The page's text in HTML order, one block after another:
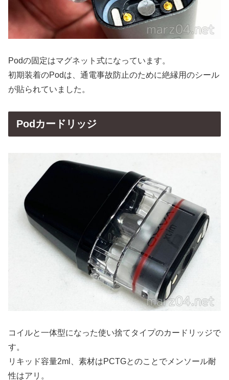
Podの固定はマグネット式になっています。
初期装着のPodは、通電事故防止のために絶縁用のシール
が貼られていました。
Podカードリッジ
コイルと一体型になった使い捨てタイプのカードリッジで
す。
リキッド容量2ml、素材はPCTGとのことでメンソール耐
性はアリ。